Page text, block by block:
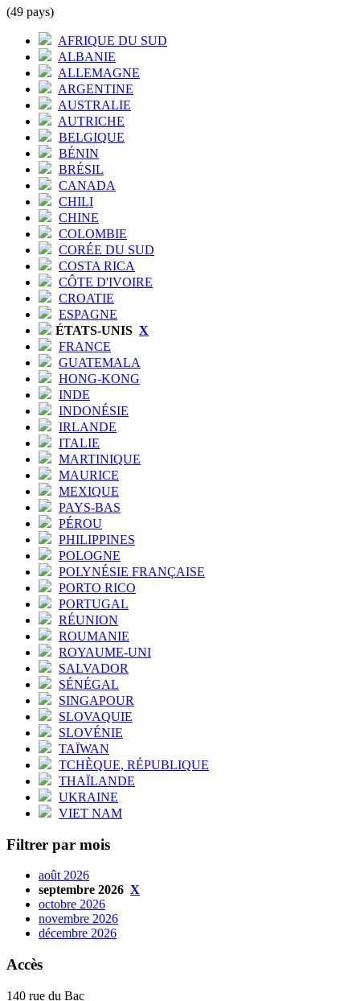
(49 pays)
AFRIQUE DU SUD
ALBANIE
ALLEMAGNE
ARGENTINE
AUSTRALIE
AUTRICHE
BELGIQUE
BÉNIN
BRÉSIL
CANADA
CHILI
CHINE
COLOMBIE
CORÉE DU SUD
COSTA RICA
CÔTE D'IVOIRE
CROATIE
ESPAGNE
ÉTATS-UNIS X
FRANCE
GUATEMALA
HONG-KONG
INDE
INDONÉSIE
IRLANDE
ITALIE
MARTINIQUE
MAURICE
MEXIQUE
PAYS-BAS
PÉROU
PHILIPPINES
POLOGNE
POLYNÉSIE FRANÇAISE
PORTO RICO
PORTUGAL
RÉUNION
ROUMANIE
ROYAUME-UNI
SALVADOR
SÉNÉGAL
SINGAPOUR
SLOVAQUIE
SLOVÉNIE
TAÏWAN
TCHÈQUE, RÉPUBLIQUE
THAÏLANDE
UKRAINE
VIET NAM
Filtrer par mois
août 2026
septembre 2026 X
octobre 2026
novembre 2026
décembre 2026
Accès
140 rue du Bac